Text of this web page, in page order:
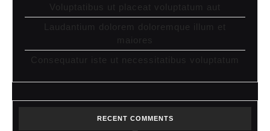
Voluptatibus ut placeat voluptatum aut
Laudantium dolorem doloremque illum et
maiores
Consequatur iste ut necessitatibus voluptatum
RECENT COMMENTS